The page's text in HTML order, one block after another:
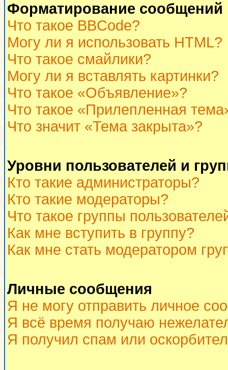
Форматирование
Что такое BBCode?
Могу ли я использовать HTML?
Что такое смайлики?
Могу ли я вставлять картинки?
Что такое «Объявление»?
Что такое «Прилепленная
Что значит «Тема закрыта»?
Уровни пользователей и
Кто такие администраторы?
Кто такие модераторы?
Что такое группы
Как мне вступить в группу?
Как мне стать модератором
Личные сообщения
Я не могу отправить личное
Я всё время получаю
Я получил спам или